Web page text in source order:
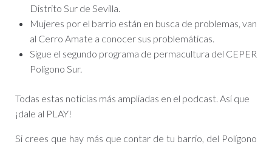
Distrito Sur de Sevilla.
Mujeres por el barrio están en busca de problemas, van
al Cerro Amate a conocer sus problemáticas.
Sigue el segundo programa de permacultura del CEPER
Polígono Sur.
Todas estas noticias más ampliadas en el podcast. Así que
¡dale al PLAY!
Si crees que hay más que contar de tu barrio, del Polígono